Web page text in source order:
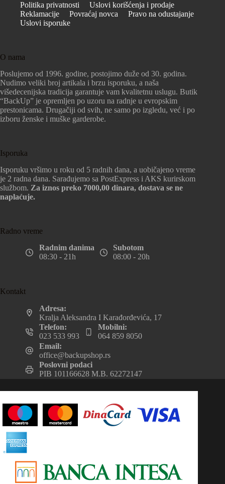
Politika privatnosti
Uslovi korišćenja i prodaje
Reklamacije
Povraćaj novca
Pravo na odustajanje
Uslovi isporuke
O nama
Poslujemo od 1996. godine, postojimo duže od 30. godina.
Nudimo veliki broj artikala i brzu isporuku, a naša
višedecenijska tradicija garantuje vam kvalitetnu uslugu. Butik
“BackUp” je opremljen po uzoru na radnje u evropskim
prestonicama. Drugačiji od svih, ne samo po izgledu, već i po
izboru ženske i muške garderobe.
Isporuka
Isporuku vršimo u roku od 5 radnih dana, a uobičajeno vreme
je 2 radna dana. Sarađujemo sa PostExpress i AKS kurirskom
službom. Za iznos preko 7000,00 dinara, dostava se ne
naplaćuje.
Radno vreme
Radnim danima
08:30 - 21h
Subotom
08:00 - 20h
Kontakt
Adresa:
Kralja Aleksandra I Karađorđevića, 17
Telefon:
023 533 993
Mobilni:
064 859 8050
Email:
office@backupshop.rs
Poslovni podaci
PIB 101166628 M.B. 62272147